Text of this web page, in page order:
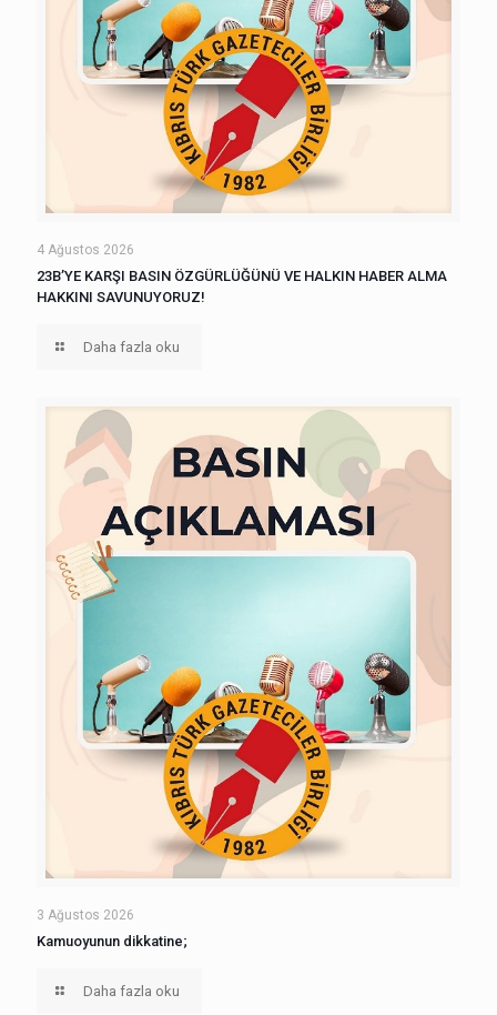
4 Ağustos 2026
23B’YE KARŞI BASIN ÖZGÜRLÜĞÜNÜ VE HALKIN HABER ALMA
HAKKINI SAVUNUYORUZ!
Daha fazla oku
3 Ağustos 2026
Kamuoyunun dikkatine;
Daha fazla oku